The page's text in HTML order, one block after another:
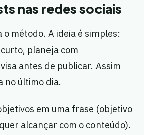
nas redes sociais
método. A ideia é simples:
planeja com
antes de publicar. Assim
no último dia.
em uma frase (objetivo
alcançar com o conteúdo).